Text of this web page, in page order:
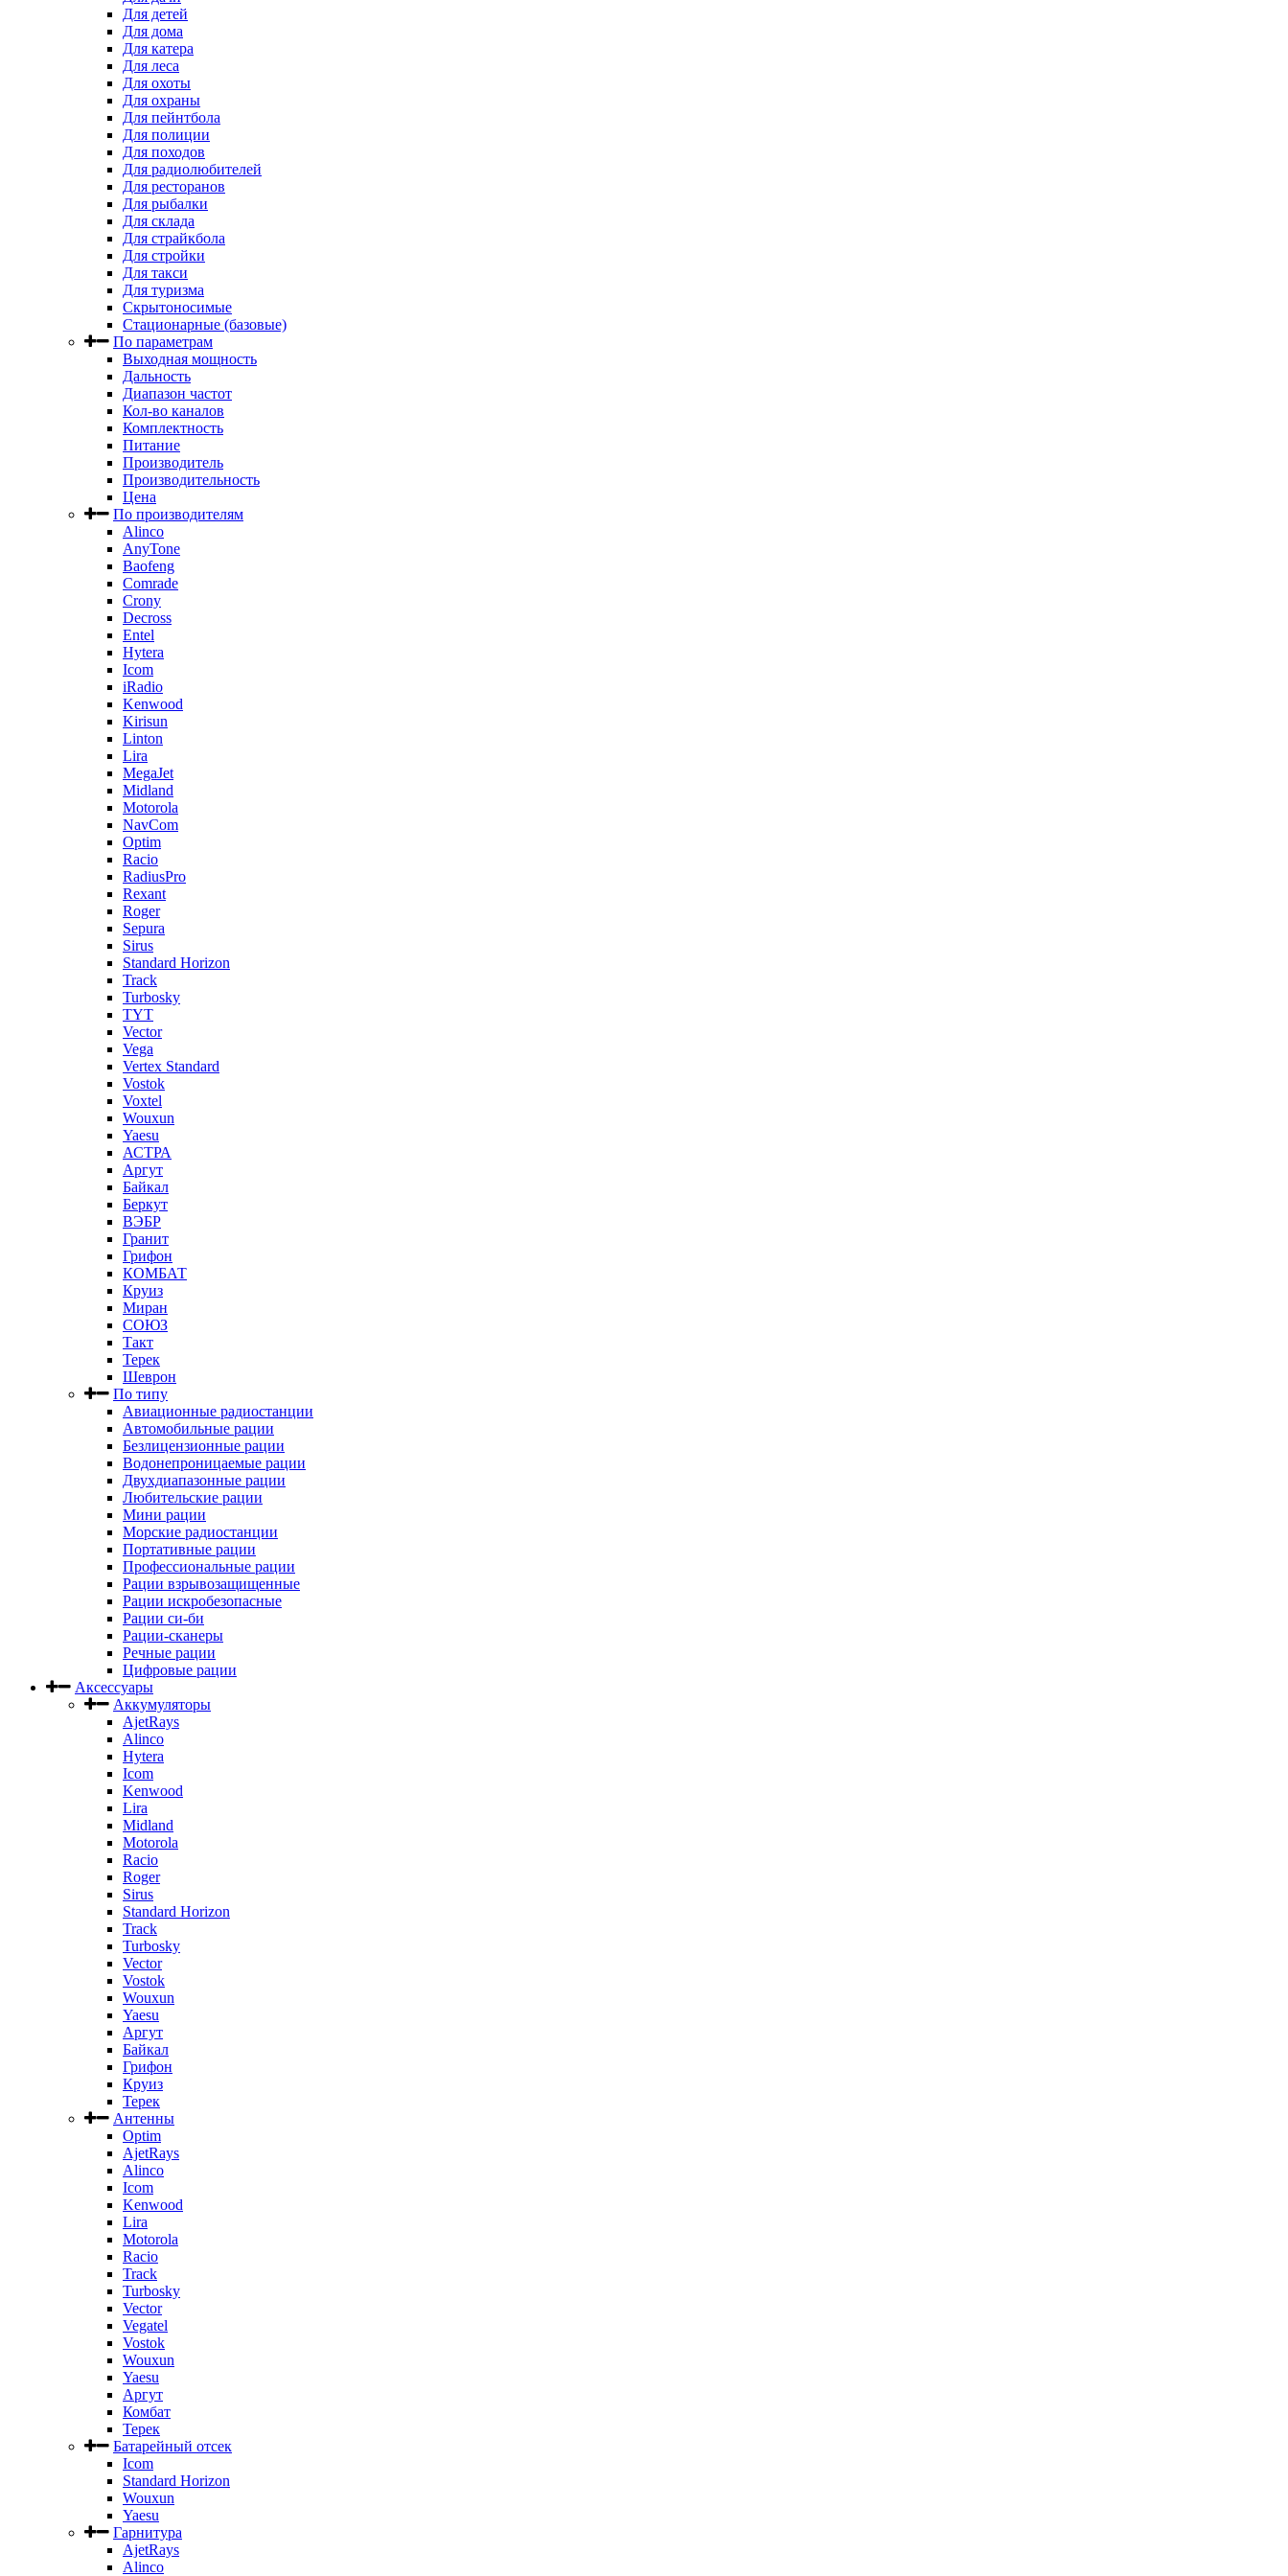
Для детей
Для дома
Для катера
Для леса
Для охоты
Для охраны
Для пейнтбола
Для полиции
Для походов
Для радиолюбителей
Для ресторанов
Для рыбалки
Для склада
Для страйкбола
Для стройки
Для такси
Для туризма
Скрытоносимые
Стационарные (базовые)
По параметрам
Выходная мощность
Дальность
Диапазон частот
Кол-во каналов
Комплектность
Питание
Производитель
Производительность
Цена
По производителям
Alinco
AnyTone
Baofeng
Comrade
Crony
Decross
Entel
Hytera
Icom
iRadio
Kenwood
Kirisun
Linton
Lira
MegaJet
Midland
Motorola
NavCom
Optim
Racio
RadiusPro
Rexant
Roger
Sepura
Sirus
Standard Horizon
Track
Turbosky
TYT
Vector
Vega
Vertex Standard
Vostok
Voxtel
Wouxun
Yaesu
АСТРА
Аргут
Байкал
Беркут
ВЭБР
Гранит
Грифон
КОМБАТ
Круиз
Миран
СОЮЗ
Такт
Терек
Шеврон
По типу
Авиационные радиостанции
Автомобильные рации
Безлицензионные рации
Водонепроницаемые рации
Двухдиапазонные рации
Любительские рации
Мини рации
Морские радиостанции
Портативные рации
Профессиональные рации
Рации взрывозащищенные
Рации искробезопасные
Рации си-би
Рации-сканеры
Речные рации
Цифровые рации
Аксессуары
Аккумуляторы
AjetRays
Alinco
Hytera
Icom
Kenwood
Lira
Midland
Motorola
Racio
Roger
Sirus
Standard Horizon
Track
Turbosky
Vector
Vostok
Wouxun
Yaesu
Аргут
Байкал
Грифон
Круиз
Терек
Антенны
Optim
AjetRays
Alinco
Icom
Kenwood
Lira
Motorola
Racio
Track
Turbosky
Vector
Vegatel
Vostok
Wouxun
Yaesu
Аргут
Комбат
Терек
Батарейный отсек
Icom
Standard Horizon
Wouxun
Yaesu
Гарнитура
AjetRays
Alinco